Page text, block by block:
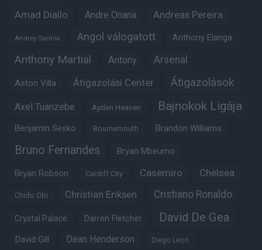
Amad Diallo Andre Onana Andreas Pereira
Andrey Santos Angol válogatott Anthony Elanga
Anthony Martial Antony Arsenal
Aston Villa Átigazolási Center Átigazolások
Axel Tuanzebe Ayden Heaven Bajnokok Ligája
Benjamin Sesko Bournemouth Brandon Williams
Bruno Fernandes Bryan Mbeumo
Bryan Robson Cardiff City Casemiro Chelsea
Chido Obi Christian Eriksen Cristiano Ronaldo
Crystal Palace Darren Fletcher David De Gea
David Gill Dean Henderson Diego Leon